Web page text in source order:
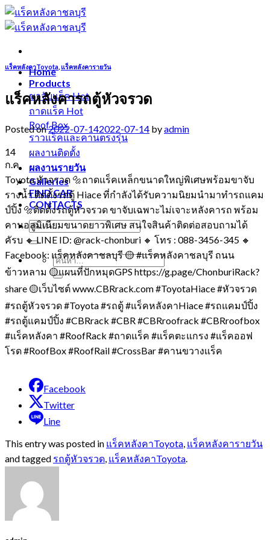
Skip
to
content
Home
Products
ขาจับแร็ค
ถาดแร็ค
Roof Box
ราวแร็คและคานตรงรุ่น
ผลงานติดตั้ง
ผลงานรายวัน
Galleries
FIND CAR
CONTACTS
แร็คหลังคาToyota แร็คหลังคารายวัน
แร็คหลังคารถตู้หัวจรวด
Posted on2022-07-142022-07-14 byadmin
14
ก.ค.
Toyota หัวจรวด 🔩ถาดแร็คเหล็กขนาดใหญ่พิเศษพร้อมขาจับ
รางน้ำ ติดตั้งรถตู้ Hiace ที่กำลังได้รับความนิยมนำมาทำรถแคม
ป์ปิ้ง 🔩ติดตั้งรถตู้หัวจรวด ขาจับเฉพาะไม่เจาะหลังคารถ พร้อม
คานอลูมิเนียมขนาดยาวพิเศษ สนใจสินค้าติดต่อสอบถามได้
คัรบ 🔸 LINE ID: @rack-chonburi 🔸 โทร : 088-3456-345 🔸
Facebook: แร็คหลังคาชลบุรี 🟡 #แร็คหลังคาชลบุรี ถนน
ข้าวหลาม 🟡แผนที่ปักหมุดGPS https://g.page/ChonburiRack?
share 🟡เว็บไซต์ www.CBRrack.com #ToyotaHiace #หัวจรวด
#รถตู้หัวจรวด #Toyota #รถตู้ #แร็คหลังคาHiace #รถแคมป์ปิ้ง
#รถตู้แคมป์ปิ้ง #CBRrack #CBR #CBRroofrack #CBRroofbox
#แร็คหลังคา #RoofRack #ถาดแร็ค #แร็คตะแกรง #แร็คออฟ
โรด #RoofBox #RoofRail #CrossBar #คานขวางแร็ค
Facebook
Twitter
Line
This entry was posted in แร็คหลังคาToyota, แร็คหลังคารายวัน
and tagged รถตู้หัวจรวด, แร็คหลังคาToyota.